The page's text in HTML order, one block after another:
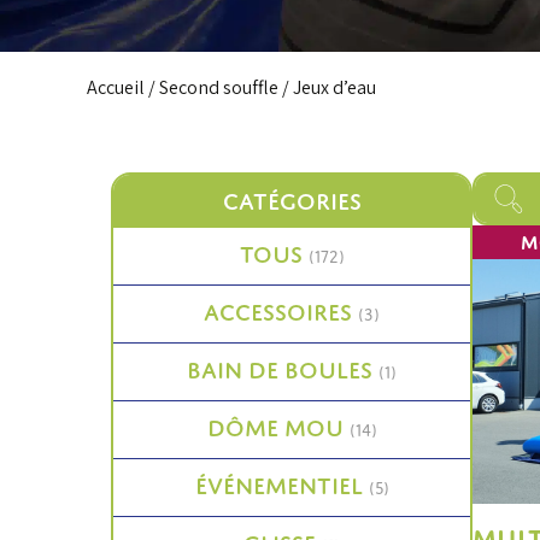
Accueil /Second souffle / Jeux d’eau
CATÉGORIES
TOUS (172)
ACCESSOIRES (3)
BAIN DE BOULES (1)
DÔME MOU (14)
ÉVÉNEMENTIEL (5)